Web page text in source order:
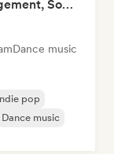
Matt L - A&R, Artist Management, Songwriter
Dance music
pop
Dance music